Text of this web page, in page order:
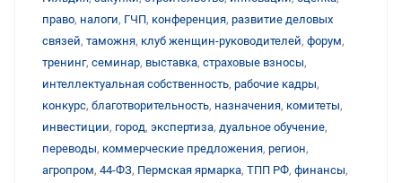
право, налоги, ГЧП, конференция, развитие деловых
связей, таможня, клуб женщин-руководителей, форум,
тренинг, семинар, выставка, страховые взносы,
интеллектуальная собственность, рабочие кадры,
конкурс, благотворительность, назначения, комитеты,
инвестиции, город, экспертиза, дуальное обучение,
переводы, коммерческие предложения, регион,
агропром, 44-ФЗ, Пермская ярмарка, ТПП РФ, финансы,